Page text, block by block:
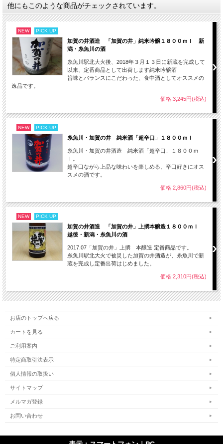
他にもこのような商品がチェックされています。
NEW PICK UP
加賀の井酒造 「加賀の井」純米吟醸１８００ｍｌ 新
潟・糸魚川の酒
糸魚川駅北大火後、2018年３月１３日に新蔵を完成して
以来、定番商品として出荷します純米吟醸酒
旨味とバランスにこだわった、食中酒としてオススメの
逸品です。
価格:3,245円(税込)
NEW PICK UP
糸魚川・加賀の井 純米酒「超辛口」１８００ｍｌ
糸魚川・加賀の井酒造 純米酒「超辛口」１８００ｍ
ｌ。
超辛口ながら上品な味わいを楽しめる、辛口好きにオス
スメの酒です。
価格:2,860円(税込)
NEW PICK UP
加賀の井酒造 「加賀の井」上撰本醸造１８００ｍｌ
越後・新潟・糸魚川の酒
2017.07「加賀の井」上撰 本醸造 定番商品です。
糸魚川駅北大火で被災した加賀の井酒造が、糸魚川で新
蔵を完成し定番出荷はじめました。
価格:2,310円(税込)
お店のトップへ戻る
カートを見る
ご利用案内
特定商取引法表示
個人情報の取扱い
サイトマップ
メルマガ登録
お問い合わせ